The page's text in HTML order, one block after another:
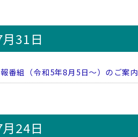
31日
番組（令和5年8月5日～）のご案内
24日